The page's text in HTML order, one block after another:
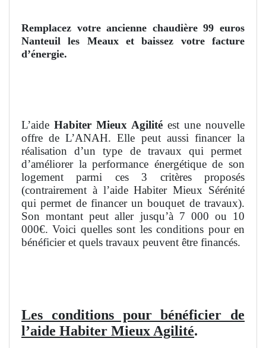
Remplacez votre ancienne chaudière 99 euros
Nanteuil les Meaux et baissez votre facture
d’énergie.
L’aide Habiter Mieux Agilité est une nouvelle
offre de L’ANAH. Elle peut aussi financer la
réalisation d’un type de travaux qui permet
d’améliorer la performance énergétique de son
logement parmi ces 3 critères proposés
(contrairement à l’aide Habiter Mieux Sérénité
qui permet de financer un bouquet de travaux).
Son montant peut aller jusqu’à 7 000 ou 10
000€. Voici quelles sont les conditions pour en
bénéficier et quels travaux peuvent être financés.
Les conditions pour bénéficier de
l’aide Habiter Mieux Agilité.